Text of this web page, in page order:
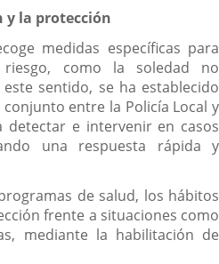
y la protección
medidas específicas para
como la soledad no
sentido, se ha establecido
entre la Policía Local y
detectar e intervenir en casos
una respuesta rápida y
de salud, los hábitos
frente a situaciones como
mediante la habilitación de